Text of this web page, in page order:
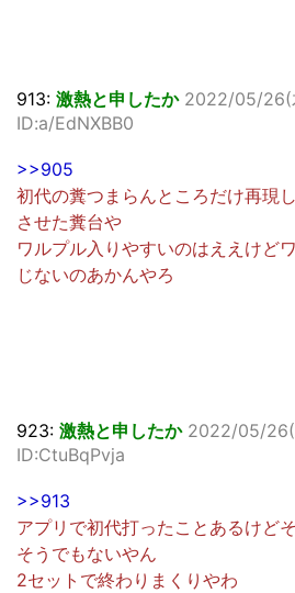
913: 激熱と申したか 2022/05/26(
ID:a/EdNXBB0
>>905
初代の糞つまらんところだけ再現
させた糞台や
ワルプル入りやすいのはええけど
じないのあかんやろ
923: 激熱と申したか 2022/05/
ID:CtuBqPvja
>>913
アプリで初代打ったことあるけど
そうでもないやん
2セットで終わりまくりやわ